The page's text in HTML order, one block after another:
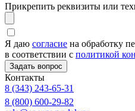
Прикрепить реквизиты или
Я даю согласие на обработку
в соответствии с политикой
Контакты
8 (343) 243-65-31
8 (800) 600-29-82